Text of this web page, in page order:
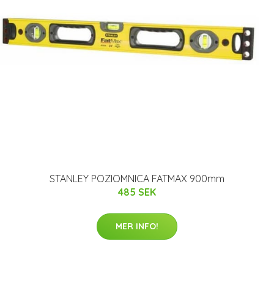
STANLEY POZIOMNICA FATMAX 900mm
485 SEK
MER INFO!